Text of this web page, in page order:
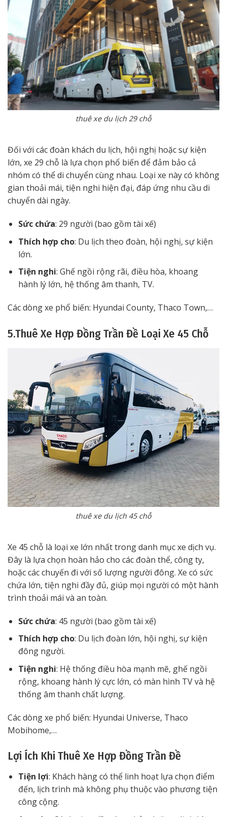
thuê xe du lịch 29 chỗ
Đối với các đoàn khách du lịch, hội nghị hoặc sự kiện
lớn, xe 29 chỗ là lựa chọn phổ biến để đảm bảo cả
nhóm có thể di chuyển cùng nhau. Loại xe này có không
gian thoải mái, tiện nghi hiện đại, đáp ứng nhu cầu di
chuyển dài ngày.
Sức chứa: 29 người (bao gồm tài xế)
Thích hợp cho: Du lịch theo đoàn, hội nghị, sự kiện
lớn.
Tiện nghi: Ghế ngồi rộng rãi, điều hòa, khoang
hành lý lớn, hệ thống âm thanh, TV.
Các dòng xe phổ biến: Hyundai County, Thaco Town,…
5.Thuê Xe Hợp Đồng Trần Đề Loại Xe 45 Chỗ
thuê xe du lịch 45 chỗ
Xe 45 chỗ là loại xe lớn nhất trong danh mục xe dịch vụ.
Đây là lựa chọn hoàn hảo cho các đoàn thể, công ty,
hoặc các chuyến đi với số lượng người đông. Xe có sức
chứa lớn, tiện nghi đầy đủ, giúp mọi người có một hành
trình thoải mái và an toàn.
Sức chứa: 45 người (bao gồm tài xế)
Thích hợp cho: Du lịch đoàn lớn, hội nghị, sự kiện
đông người.
Tiện nghi: Hệ thống điều hòa mạnh mẽ, ghế ngồi
rộng, khoang hành lý cực lớn, có màn hình TV và hệ
thống âm thanh chất lượng.
Các dòng xe phổ biến: Hyundai Universe, Thaco
Mobihome,…
Lợi Ích Khi Thuê Xe Hợp Đồng Trần Đề
Tiện lợi: Khách hàng có thể linh hoạt lựa chọn điểm
đến, lịch trình mà không phụ thuộc vào phương tiện
công cộng.